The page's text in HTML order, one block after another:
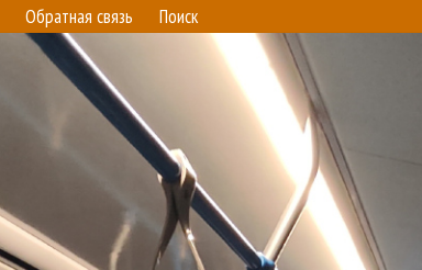
Обратная связь Поиск